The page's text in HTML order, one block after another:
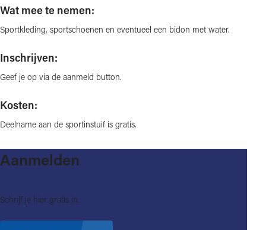
Wat mee te nemen:
Sportkleding, sportschoenen en eventueel een bidon met water.
Inschrijven:
Geef je op via de aanmeld button.
Kosten:
Deelname aan de sportinstuif is gratis.
Aanmelden
Schrijf je hier gratis in.